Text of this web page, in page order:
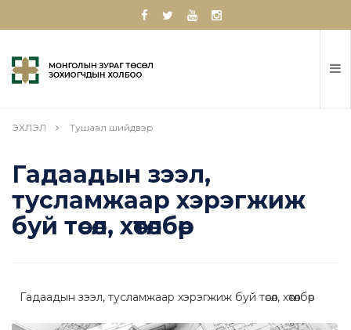
ЭХЛЭЛ Тушаал шийдвэр
Гадаадын зээл,
тусламжаар хэрэгжиж
буй төсөл, хөтөлбөр
Гадаадын зээл, тусламжаар хэрэгжиж буй төсөл, хөтөлбөр